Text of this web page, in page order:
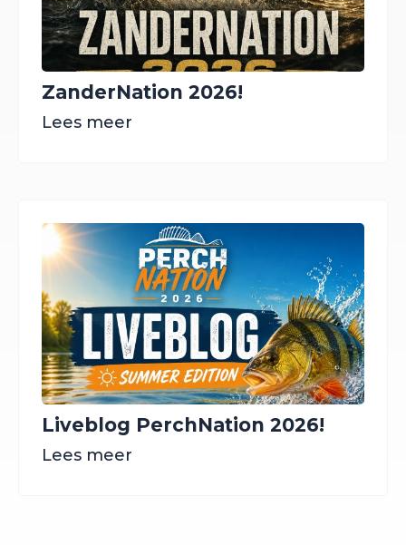
ZanderNation 2026!
Lees meer
Liveblog PerchNation 2026!
Lees meer